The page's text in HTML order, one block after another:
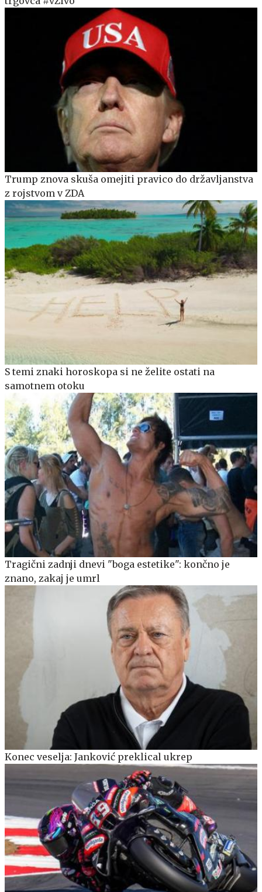
Trump znova skuša omejiti pravico do državljanstva
z rojstvom v ZDA
S temi znaki horoskopa si ne želite ostati na
samotnem otoku
Tragični zadnji dnevi "boga estetike": končno je
znano, zakaj je umrl
Konec veselja: Janković preklical ukrep